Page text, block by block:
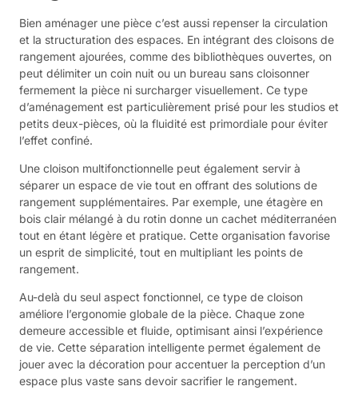
Bien aménager une pièce c’est aussi repenser la circulation
et la structuration des espaces. En intégrant des cloisons de
rangement ajourées, comme des bibliothèques ouvertes, on
peut délimiter un coin nuit ou un bureau sans cloisonner
fermement la pièce ni surcharger visuellement. Ce type
d’aménagement est particulièrement prisé pour les studios et
petits deux-pièces, où la fluidité est primordiale pour éviter
l’effet confiné.
Une cloison multifonctionnelle peut également servir à
séparer un espace de vie tout en offrant des solutions de
rangement supplémentaires. Par exemple, une étagère en
bois clair mélangé à du rotin donne un cachet méditerranéen
tout en étant légère et pratique. Cette organisation favorise
un esprit de simplicité, tout en multipliant les points de
rangement.
Au-delà du seul aspect fonctionnel, ce type de cloison
améliore l’ergonomie globale de la pièce. Chaque zone
demeure accessible et fluide, optimisant ainsi l’expérience
de vie. Cette séparation intelligente permet également de
jouer avec la décoration pour accentuer la perception d’un
espace plus vaste sans devoir sacrifier le rangement.